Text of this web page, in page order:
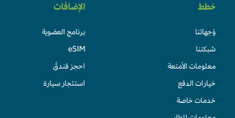
خطط
وُجهاتنا
شبكتنا
معلومات الأمتعة
خيارات الدفع
خدمات خاصة
الإضافات
برنامج العضوية
eSIM
احجز فندقً
استئجار سيارة